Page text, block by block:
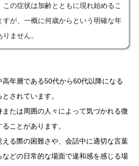
この症状は加齢とともに現れ始めるこ
すが、一概に何歳からという明確な年
ません。
高年層である50代から60代以降になる
されています。
または周囲の人々によって気づかれる微
ことがあります。
る際の困難さや、会話中に適切な言葉
どの日常的な場面で違和感を感じる場